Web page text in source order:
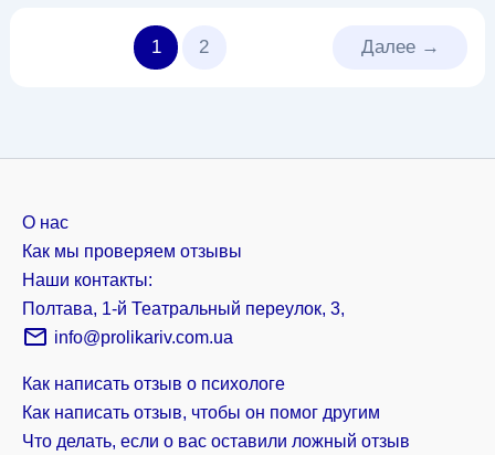
1 2 Далее →
О нас
Как мы проверяем отзывы
Наши контакты:
Полтава, 1-й Театральный переулок, 3,
info@prolikariv.com.ua
Как написать отзыв о психологе
Как написать отзыв, чтобы он помог другим
Что делать, если о вас оставили ложный отзыв